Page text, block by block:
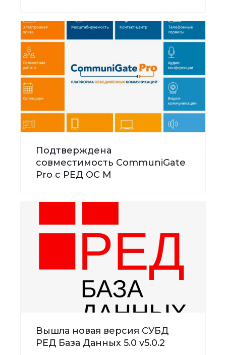
Подтверждена
совместимость CommuniGate
Pro с РЕД ОС М
Вышла новая версия СУБД
РЕД База Данных 5.0 v5.0.2